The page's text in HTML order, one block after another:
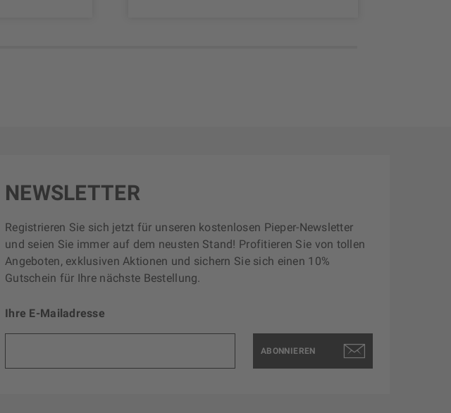
NEWSLETTER
Registrieren Sie sich jetzt für unseren kostenlosen Pieper-Newsletter
und seien Sie immer auf dem neusten Stand! Profitieren Sie von tollen
Angeboten, exklusiven Aktionen und sichern Sie sich einen 10%
Gutschein für Ihre nächste Bestellung.
Ihre E-Mailadresse
ABONNIEREN